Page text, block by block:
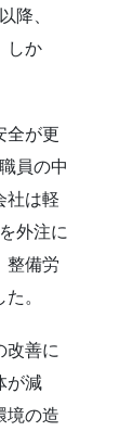
降、
しか
全が更
員の中
社は軽
外注に
整備労
。
改善に
が減
境の造